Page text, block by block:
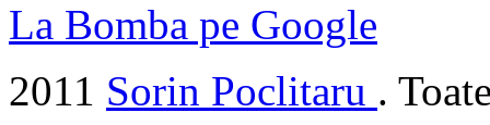
La Bomba pe Google
2011 Sorin Poclitaru .